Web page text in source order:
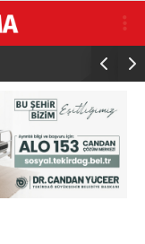
Çalışma